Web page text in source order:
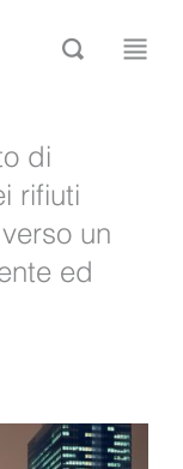
di
rifiuti
un
ed